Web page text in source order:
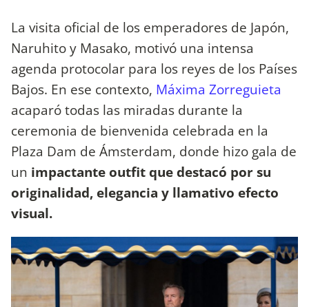
La visita oficial de los emperadores de Japón,
Naruhito y Masako, motivó una intensa
agenda protocolar para los reyes de los Países
Bajos. En ese contexto, Máxima Zorreguieta
acaparó todas las miradas durante la
ceremonia de bienvenida celebrada en la
Plaza Dam de Ámsterdam, donde hizo gala de
un impactante outfit que destacó por su
originalidad, elegancia y llamativo efecto
visual.